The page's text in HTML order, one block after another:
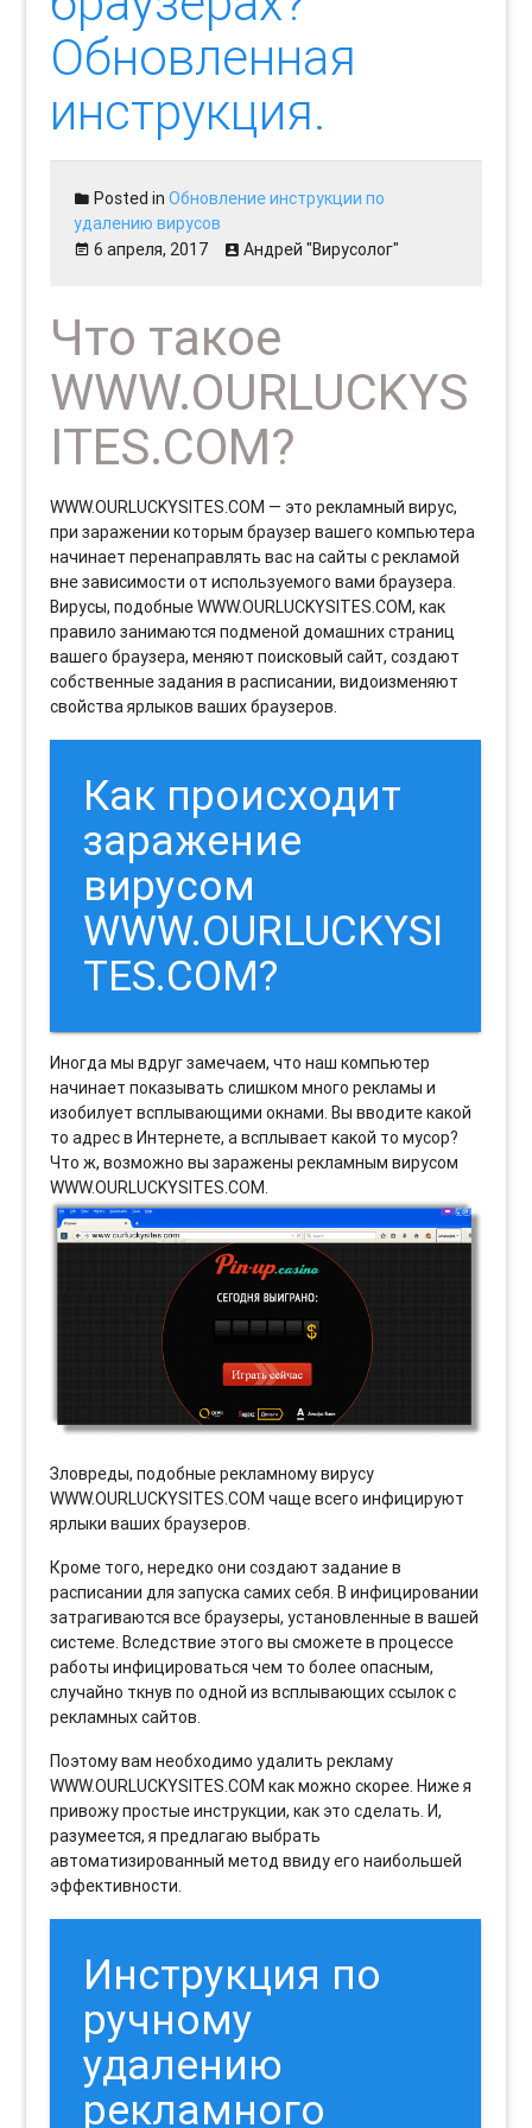
Обновленная
инструкция.
Posted inОбновление инструкции по
удалению вирусов
6 апреля, 2017
Андрей "Вирусолог"
Что такое
WWW.OURLUCKYS
ITES.COM?
WWW.OURLUCKYSITES.COM — это рекламный вирус,
при заражении которым браузер вашего компьютера
начинает перенаправлять вас на сайты с рекламой
вне зависимости от используемого вами браузера.
Вирусы, подобные WWW.OURLUCKYSITES.COM, как
правило занимаются подменой домашних страниц
вашего браузера, меняют поисковый сайт, создают
собственные задания в расписании, видоизменяют
свойства ярлыков ваших браузеров.
Как происходит
заражение
вирусом
WWW.OURLUCKYSI
TES.COM?
Иногда мы вдруг замечаем, что наш компьютер
начинает показывать слишком много рекламы и
изобилует всплывающими окнами. Вы вводите какой
то адрес в Интернете, а всплывает какой то мусор?
Что ж, возможно вы заражены рекламным вирусом
WWW.OURLUCKYSITES.COM.
Зловреды, подобные рекламному вирусу
WWW.OURLUCKYSITES.COM чаще всего инфицируют
ярлыки ваших браузеров.
Кроме того, нередко они создают задание в
расписании для запуска самих себя. В инфицировании
затрагиваются все браузеры, установленные в вашей
системе. Вследствие этого вы сможете в процессе
работы инфицироваться чем то более опасным,
случайно ткнув по одной из всплывающих ссылок с
рекламных сайтов.
Поэтому вам необходимо удалить рекламу
WWW.OURLUCKYSITES.COM как можно скорее. Ниже я
привожу простые инструкции, как это сделать. И,
разумеется, я предлагаю выбрать
автоматизированный метод ввиду его наибольшей
эффективности.
Инструкция по
ручному
удалению
рекламного